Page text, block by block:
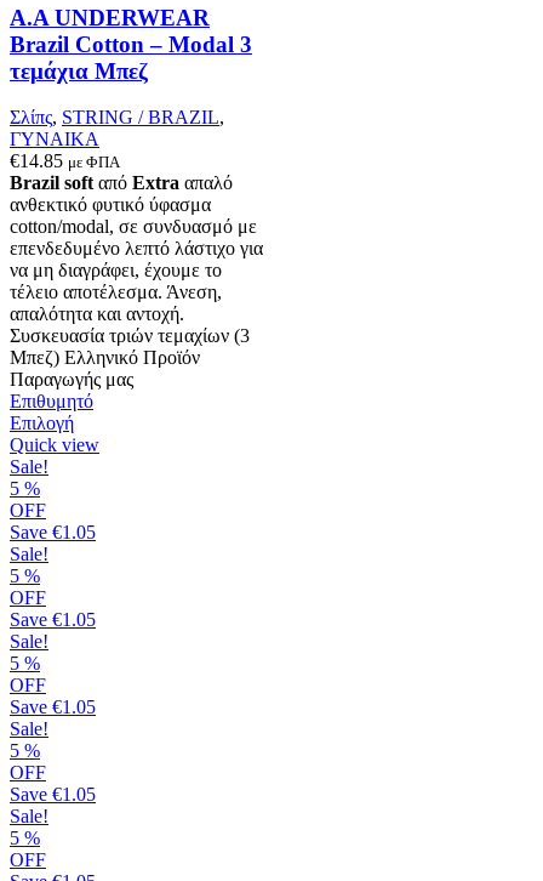
σελίδα
του
προϊόντος
A.A UNDERWEAR
Brazil Cotton – Modal 3
τεμάχια Μπεζ
Σλίπς, STRING / BRAZIL,
ΓΥΝΑΙΚΑ
€14.85 με ΦΠΑ
Brazil soft από Extra απαλό
ανθεκτικό φυτικό ύφασμα
cotton/modal, σε συνδυασμό με
επενδεδυμένο λεπτό λάστιχο για
να μη διαγράφει, έχουμε το
τέλειο αποτέλεσμα. Άνεση,
απαλότητα και αντοχή.
Συσκευασία τριών τεμαχίων (3
Μπεζ) Ελληνικό Προϊόν
Παραγωγής μας
Επιθυμητό
ΕπιλογήΑυτό
το
παραλλαγές.
να
του
Quick view
Sale!
5 %
OFF
Save €1.05
Sale!
5 %
OFF
Save €1.05
Sale!
5 %
OFF
Save €1.05
Sale!
5 %
OFF
Save €1.05
Sale!
5 %
OFF